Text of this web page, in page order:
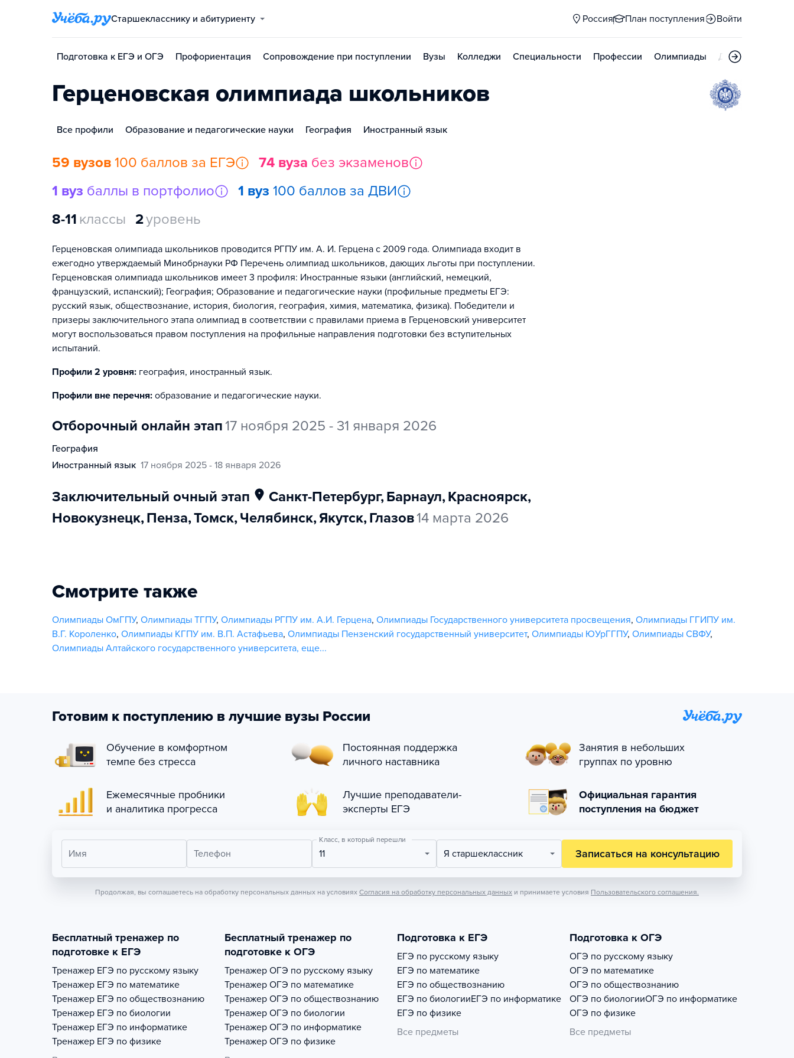
Старшекласснику и абитуриенту Россия План поступления Войти
Подготовка к ЕГЭ и ОГЭ Профориентация Сопровождение при поступлении Вузы Колледжи Специальности Профессии Олимпиады Дни открытых
Герценовская олимпиада школьников
Все профили Образование и педагогические науки География Иностранный язык
59 вузов 100 баллов за ЕГЭ 74 вуза без экзаменов
1 вуз баллы в портфолио 1 вуз 100 баллов за ДВИ
8-11 классы 2уровень
Герценовская олимпиада школьников проводится РГПУ им. А. И. Герцена с 2009 года. Олимпиада входит в
ежегодно утверждаемый Минобрнауки РФ Перечень олимпиад школьников, дающих льготы при поступлении.
Герценовская олимпиада школьников имеет 3 профиля: Иностранные языки (английский, немецкий,
французский, испанский); География; Образование и педагогические науки (профильные предметы ЕГЭ:
русский язык, обществознание, история, биология, география, химия, математика, физика). Победители и
призеры заключительного этапа олимпиад в соответствии с правилами приема в Герценовский университет
могут воспользоваться правом поступления на профильные направления подготовки без вступительных
испытаний.
Профили 2 уровня: география, иностранный язык.
Профили вне перечня: образование и педагогические науки.
отборочный онлайн этап 17 ноября 2025 - 31 января 2026
география
иностранный язык 17 ноября 2025 - 18 января 2026
заключительный очный этап Санкт-Петербург, Барнаул, Красноярск,
Новокузнецк, Пенза, Томск, Челябинск, Якутск, Глазов 14 марта 2026
Смотрите также
Олимпиады ОмГПУ, Олимпиады ТГПУ, Олимпиады РГПУ им. А.И. Герцена, Олимпиады Государственного университета просвещения, Олимпиады ГГИПУ им.
В.Г. Короленко, Олимпиады КГПУ им. В.П. Астафьева, Олимпиады Пензенский государственный университет, Олимпиады ЮУрГГПУ, Олимпиады СВФУ,
Олимпиады Алтайского государственного университета, еще...
Готовим к поступлению в лучшие вузы России
Обучение в комфортном
темпе без стресса
Постоянная поддержка
личного наставника
Занятия в небольших
группах по уровню
Ежемесячные пробники
и аналитика прогресса
Лучшие преподаватели-
эксперты ЕГЭ
Официальная гарантия
поступления на бюджет
Имя Телефон
Класс, в который перешли
11 Я старшеклассник Записаться на консультацию
Продолжая, вы соглашаетесь на обработку персональных данных на условиях Согласия на обработку персональных данных и принимаете условия Пользовательского соглашения.
Бесплатный тренажер по
подготовке к ЕГЭ
Тренажер ЕГЭ по русскому языку
Тренажер ЕГЭ по математике
Тренажер ЕГЭ по обществознанию
Тренажер ЕГЭ по биологии
Тренажер ЕГЭ по информатике
Тренажер ЕГЭ по физике
Бесплатный тренажер по
подготовке к ОГЭ
Тренажер ОГЭ по русскому языку
Тренажер ОГЭ по математике
Тренажер ОГЭ по обществознанию
Тренажер ОГЭ по биологии
Тренажер ОГЭ по информатике
Тренажер ОГЭ по физике
Подготовка к ЕГЭ
ЕГЭ по русскому языку
ЕГЭ по математике
ЕГЭ по обществознанию
ЕГЭ по биологииЕГЭ по информатике
ЕГЭ по физике
Все предметы
Подготовка к ОГЭ
ОГЭ по русскому языку
ОГЭ по математике
ОГЭ по обществознанию
ОГЭ по биологииОГЭ по информатике
ОГЭ по физике
Все предметы